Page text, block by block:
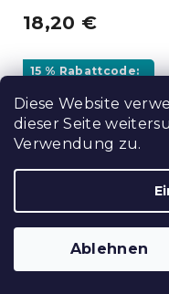
Diese Website
dieser Seite
Verwendung zu.
Ablehnen
18,20 €
15 % Rabattcode: